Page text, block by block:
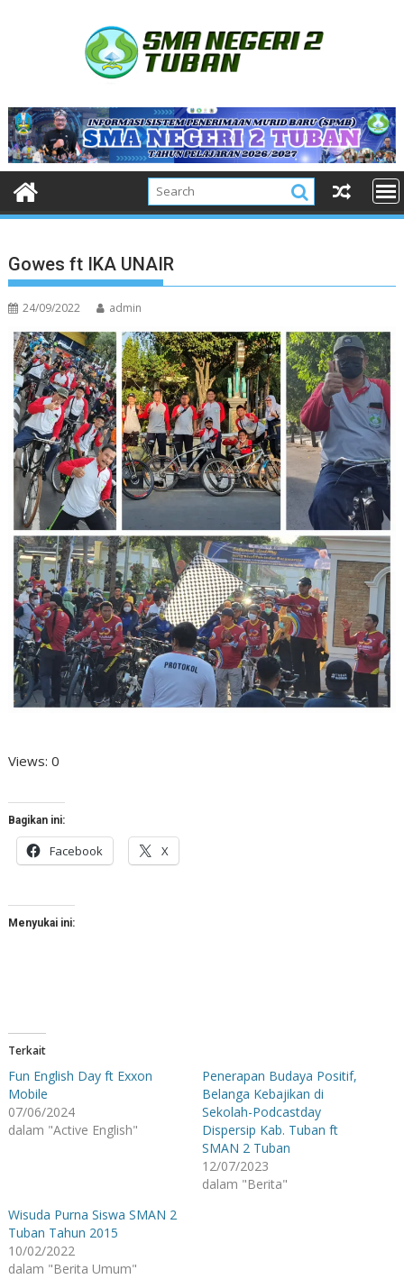
Gowes ft IKA UNAIR
24/09/2022 admin
Views: 0
Bagikan ini:
Facebook X
Menyukai ini:
Terkait
Fun English Day ft Exxon
Mobile
07/06/2024
dalam "Active English"
Penerapan Budaya Positif,
Belanga Kebajikan di
Sekolah-Podcastday
Dispersip Kab. Tuban ft
SMAN 2 Tuban
12/07/2023
dalam "Berita"
Wisuda Purna Siswa SMAN 2
Tuban Tahun 2015
10/02/2022
dalam "Berita Umum"